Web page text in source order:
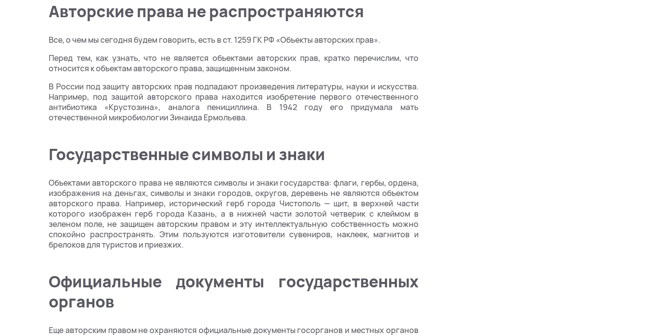
Авторские права не распространяются
Все, о чем мы сегодня будем говорить, есть в ст. 1259 ГК РФ «Объекты авторских прав».
Перед тем, как узнать, что не является объектами авторских прав, кратко перечислим, что
относится к объектам авторского права, защищенным законом.
В России под защиту авторских прав подпадают произведения литературы, науки и искусства.
Например, под защитой авторского права находится изобретение первого отечественного
антибиотика «Крустозина», аналога пенициллина. В 1942 году его придумала мать
отечественной микробиологии Зинаида Ермольева.
Государственные символы и знаки
Объектами авторского права не являются символы и знаки государства: флаги, гербы, ордена,
изображения на деньгах, символы и знаки городов, округов, деревень не являются объектом
авторского права. Например, исторический герб города Чистополь — щит, в верхней части
которого изображен герб города Казань, а в нижней части золотой четверик с клеймом в
зеленом поле, не защищен авторским правом и эту интеллектуальную собственность можно
спокойно распространять. Этим пользуются изготовители сувениров, наклеек, магнитов и
брелоков для туристов и приезжих.
Официальные документы государственных
органов
Еще авторским правом не охраняются официальные документы госорганов и местных органов